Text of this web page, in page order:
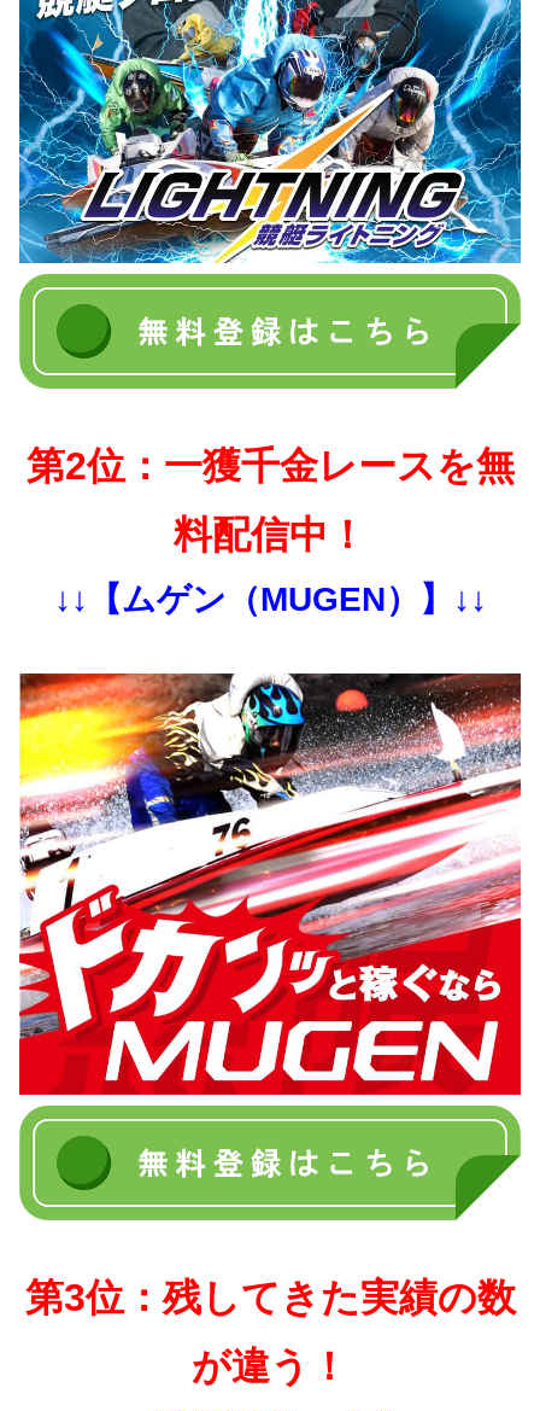
第2位：一獲千金レースを無
料配信中！
↓↓【ムゲン（MUGEN）】↓↓
第3位：残してきた実績の数
が違う！